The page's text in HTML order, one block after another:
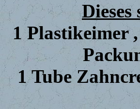
1 Plastikeimer
1 Tube